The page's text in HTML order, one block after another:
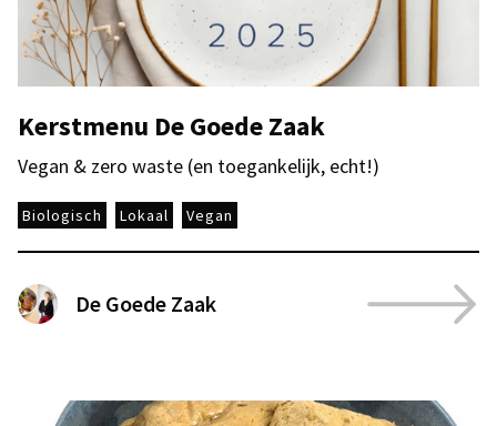
Kerstmenu De Goede Zaak
Vegan & zero waste (en toegankelijk, echt!)
Biologisch Lokaal Vegan
De Goede Zaak